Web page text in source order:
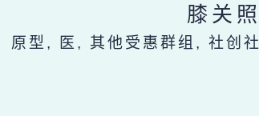
膝关照
原型, 医, 其他受惠群组, 社创社